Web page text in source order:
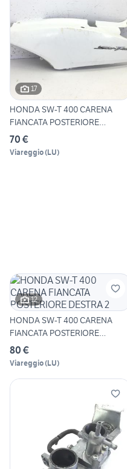
17
HONDA SW-T 400 CARENA
FIANCATA POSTERIORE
SINISTRA
70 €
Viareggio(LU)
12
HONDA SW-T 400 CARENA
FIANCATA POSTERIORE
DESTRA 2
80 €
Viareggio(LU)